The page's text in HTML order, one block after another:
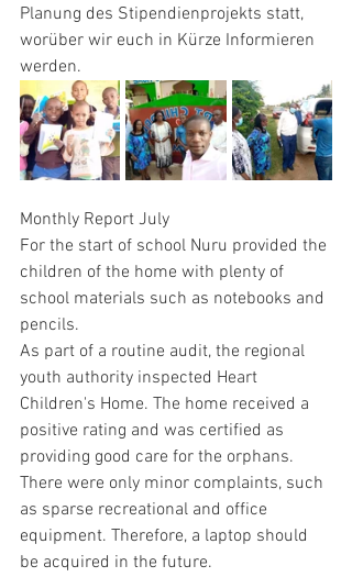
Planung des Stipendienprojekts statt,
worüber wir euch in Kürze Informieren
werden.
Monthly Report July
For the start of school Nuru provided the
children of the home with plenty of
school materials such as notebooks and
pencils.
As part of a routine audit, the regional
youth authority inspected Heart
Children's Home. The home received a
positive rating and was certified as
providing good care for the orphans.
There were only minor complaints, such
as sparse recreational and office
equipment. Therefore, a laptop should
be acquired in the future.